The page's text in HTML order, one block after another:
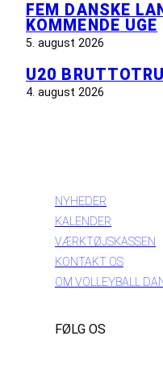
FEM DANSKE
KOMMENDE UGE
5. august 2026
U20
4. august 2026
NYHEDER
KALENDER
VÆRKTØJSKASSEN
KONTAKT OS
OM VOLLEYBALL
FØLG OS